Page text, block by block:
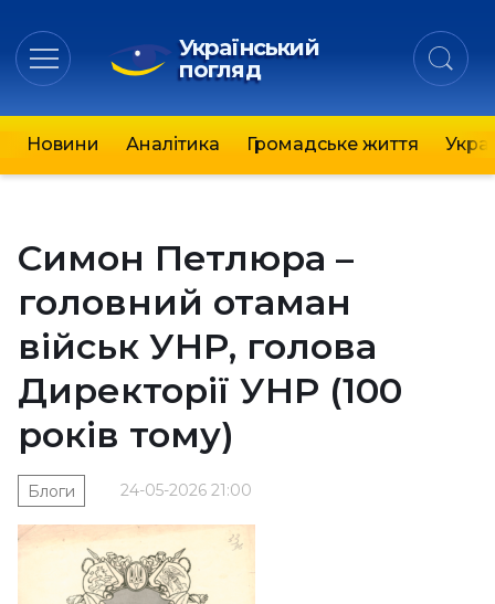
Український
погляд
Новини Аналітика Громадське життя
Симон Петлюра –
головний отаман
військ УНР, голова
Директорії УНР (100
років тому)
24-05-2026 21:00
Блоги